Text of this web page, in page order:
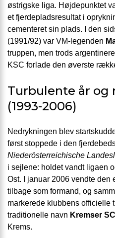
østrigske liga. Højdepunktet
et fjerdepladsresultat i
cementeret sin plads. I den
(1991/92) var VM-legenden
truppen, men trods
KSC forlade den øverste
Turbulente år og
(1993-2006)
Nedrykningen blev
først stoppede i den
Niederösterreichische
i sejlene: holdet vandt ligaen
Ost. I januar 2006 vendte den
tilbage som formand, og
markerede klubbens officielle
traditionelle navn Kremser SC
Krems.